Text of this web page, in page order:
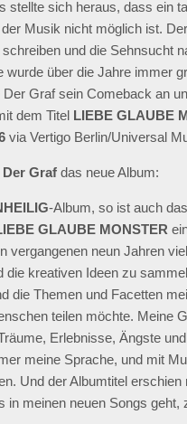
stellte sich heraus, dass ein
Musik nicht möglich ist.
und die Sehnsucht
wurde über die Jahre immer
Der Graf sein Comeback an
dem Titel LIEBE GLAUBE
via Vertigo Berlin/Universal
Der Graf das neue Album:
-Album, so ist auch
GLAUBE MONSTER
vergangenen neun Jahren
die kreativen Ideen zu
die Themen und Facetten
teilen möchte. Meine
Erlebnisse, Ängste
meine Sprache, und mit
Und der Albumtitel erschien
in meinen neuen Songs geht,